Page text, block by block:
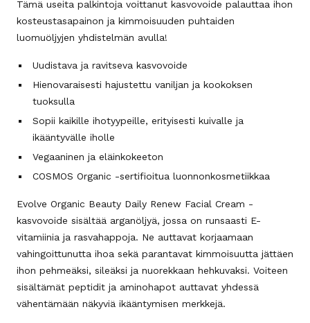
Tämä useita palkintoja voittanut kasvovoide palauttaa ihon
kosteustasapainon ja kimmoisuuden puhtaiden
luomuöljyjen yhdistelmän avulla!
Uudistava ja ravitseva kasvovoide
Hienovaraisesti hajustettu vaniljan ja kookoksen
tuoksulla
Sopii kaikille ihotyypeille, erityisesti kuivalle ja
ikääntyvälle iholle
Vegaaninen ja eläinkokeeton
COSMOS Organic -sertifioitua luonnonkosmetiikkaa
Evolve Organic Beauty Daily Renew Facial Cream -
kasvovoide sisältää arganöljyä, jossa on runsaasti E-
vitamiinia ja rasvahappoja. Ne auttavat korjaamaan
vahingoittunutta ihoa sekä parantavat kimmoisuutta jättäen
ihon pehmeäksi, sileäksi ja nuorekkaan hehkuvaksi. Voiteen
sisältämät peptidit ja aminohapot auttavat yhdessä
vähentämään näkyviä ikääntymisen merkkejä.